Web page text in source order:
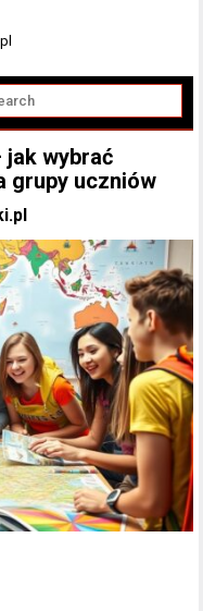
jak wybrać
grupy uczniów